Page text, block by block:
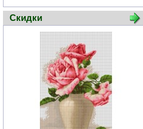
Скидки